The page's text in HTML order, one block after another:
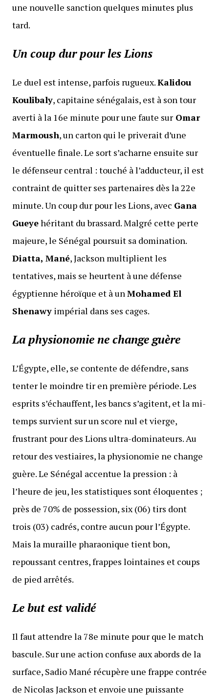
une nouvelle sanction quelques minutes plus
tard.
Un coup dur pour les Lions
Le duel est intense, parfois rugueux.Kalidou
Koulibaly, capitaine sénégalais, est à son tour
averti à la 16e minute pour une faute surOmar
Marmoush, un carton qui le priverait d’une
éventuelle finale. Le sort s’acharne ensuite sur
le défenseur central : touché à l’adducteur, il est
contraint de quitter ses partenaires dès la 22e
minute. Un coup dur pour les Lions, avec Gana
Gueyehéritant du brassard. Malgré cette perte
majeure, le Sénégal poursuit sa domination.
Diatta, Mané, Jackson multiplient les
tentatives, mais se heurtent à une défense
égyptienne héroïque et à unMohamed El
Shenawyimpérial dans ses cages.
La physionomie ne change guère
L’Égypte, elle, se contente de défendre, sans
tenter le moindre tir en première période. Les
esprits s’échauffent, les bancs s’agitent, et la mi-
temps survient sur un score nul et vierge,
frustrant pour des Lions ultra-dominateurs. Au
retour des vestiaires, la physionomie ne change
guère. Le Sénégal accentue la pression : à
l’heure de jeu, les statistiques sont éloquentes ;
près de 70% de possession, six (06) tirs dont
trois (03) cadrés, contre aucun pour l’Égypte.
Mais la muraille pharaonique tient bon,
repoussant centres, frappes lointaines et coups
de pied arrêtés.
Le but est validé
Il faut attendre la 78e minute pour que le match
bascule. Sur une action confuse aux abords de la
surface, Sadio Mané récupère une frappe contrée
de Nicolas Jackson et envoie une puissante